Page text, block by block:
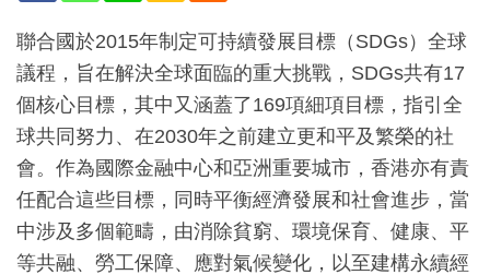
聯合國於2015年制定可持續發展目標（SDGs）全球
議程，旨在解決全球面臨的重大挑戰，SDGs共有17
個核心目標，其中又涵蓋了169項細項目標，指引全
球共同努力、在2030年之前建立更和平及繁榮的社
會。作為國際金融中心和亞洲重要城市，香港亦有責
任配合這些目標，同時平衡經濟發展和社會進步，當
中涉及多個範疇，由消除貧窮、環境保育、健康、平
等共融、勞工保障、應對氣候變化，以至建構永續經